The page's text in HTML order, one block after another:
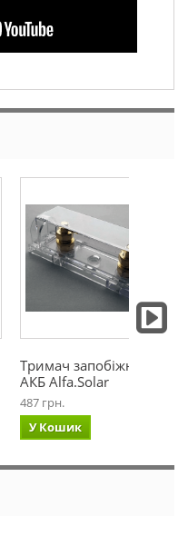
Тримач запобіжника
АКБ Alfa.Solar
487 грн.
У Кошик